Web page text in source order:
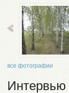
все фотографии
Интервью